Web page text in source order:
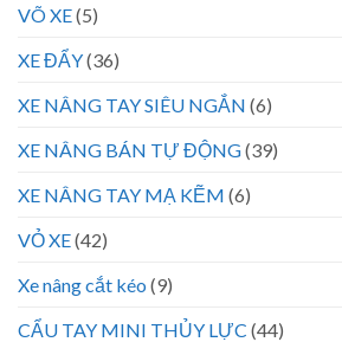
VÕ XE(5)
XE ĐẨY(36)
XE NÂNG TAY SIÊU NGẮN (6)
XE NÂNG BÁN TỰ ĐỘNG(39)
XE NÂNG TAY MẠ KẼM (6)
VỎ XE(42)
Xe nâng cắt kéo (9)
CẨU TAY MINI THỦY LỰC (44)